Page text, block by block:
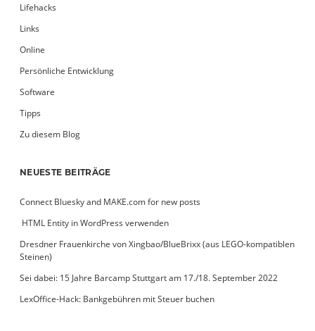
Lifehacks
Links
Online
Persönliche Entwicklung
Software
Tipps
Zu diesem Blog
NEUESTE BEITRÄGE
Connect Bluesky and MAKE.com for new posts
­ HTML Entity in WordPress verwenden
Dresdner Frauenkirche von Xingbao/BlueBrixx (aus LEGO-kompatiblen
Steinen)
Sei dabei: 15 Jahre Barcamp Stuttgart am 17./18. September 2022
LexOffice-Hack: Bankgebühren mit Steuer buchen